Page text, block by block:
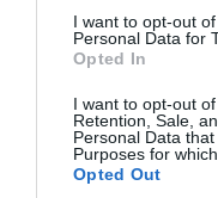
I want to opt-out
Personal Data for
Opted In
I want to opt-out
Retention, Sale,
Personal Data
Purposes for
Opted Out
részesülnek az
brit kormány nem
a herceg lemondott
lehetséges
királyi rezidencián,
Sandringhamben
peremfeltételek